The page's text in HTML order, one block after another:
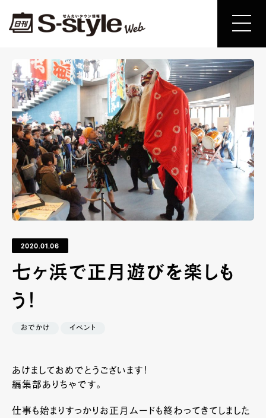
2020.01.06
七ヶ浜で正月遊びを楽しも
う！
おでかけ イベント
あけましておめでとうございます！
編集部ありちゃです。
仕事も始まりすっかりお正月ムードも終わってきてしました